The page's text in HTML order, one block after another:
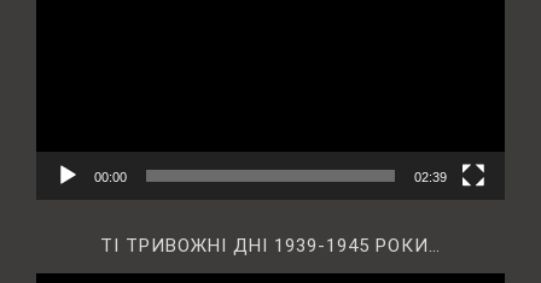
00:00 02:39
ТІ ТРИВОЖНІ ДНІ 1939-1945 РОКИ…